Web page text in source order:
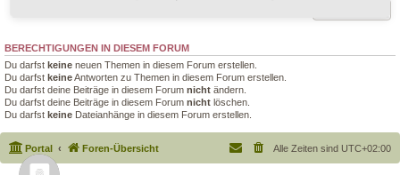
BERECHTIGUNGEN IN DIESEM FORUM
Du darfst keine neuen Themen in diesem Forum erstellen.
Du darfst keineAntworten zu Themen in diesem Forum erstellen.
Du darfst deine Beiträge in diesem Forum nicht ändern.
Du darfst deine Beiträge in diesem Forum nicht löschen.
Du darfst keine Dateianhänge in diesem Forum erstellen.
Portal Foren-Übersicht Alle Zeiten sind UTC+02:00